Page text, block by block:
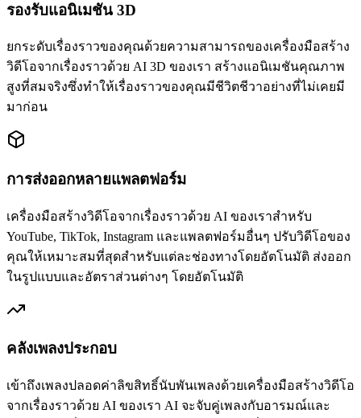
รองรับแอนิเมชัน 3D
ยกระดับเรื่องราวของคุณด้วยความสามารถของเครื่องมือสร้าง
วิดีโอจากเรื่องราวด้วย AI 3D ของเรา สร้างแอนิเมชันคุณภาพ
สูงที่สมจริงซึ่งทำให้เรื่องราวของคุณมีชีวิตชีวาอย่างที่ไม่เคยมี
มาก่อน
การส่งออกหลายแพลตฟอร์ม
เครื่องมือสร้างวิดีโอจากเรื่องราวด้วย AI ของเราสำหรับ
YouTube, TikTok, Instagram และแพลตฟอร์มอื่นๆ ปรับวิดีโอของ
คุณให้เหมาะสมที่สุดสำหรับแต่ละช่องทางโดยอัตโนมัติ ส่งออก
ในรูปแบบและอัตราส่วนต่างๆ โดยอัตโนมัติ
คลังเพลงประกอบ
เข้าถึงเพลงปลอดค่าลิขสิทธิ์นับพันเพลงด้วยเครื่องมือสร้างวิดีโอ
จากเรื่องราวด้วย AI ของเรา AI จะจับคู่เพลงกับอารมณ์และ